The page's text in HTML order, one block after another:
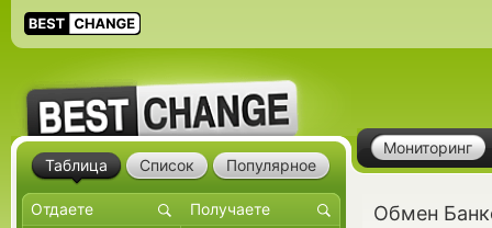
Мониторинг
Обмен
Таблица Список Популярное